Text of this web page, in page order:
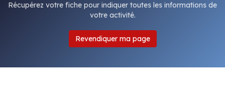
Récupérez votre fiche pour indiquer toutes les informations de
votre activité.
Revendiquer ma page